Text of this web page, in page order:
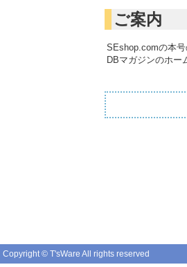
ご案内
SEshop.comの本号
DBマガジンのホー
Copyright © T'sWare All rights reserved